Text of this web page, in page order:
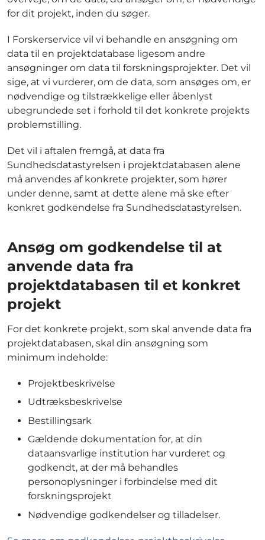
for dit projekt, inden du søger.
I Forskerservice vil vi behandle en ansøgning om
data til en projektdatabase ligesom andre
ansøgninger om data til forskningsprojekter. Det vil
sige, at vi vurderer, om de data, som ansøges om, er
nødvendige og tilstrækkelige eller åbenlyst
ubegrundede set i forhold til det konkrete projekts
problemstilling.
Det vil i aftalen fremgå, at data fra
Sundhedsdatastyrelsen i projektdatabasen alene
må anvendes af konkrete projekter, som hører
under denne, samt at dette alene må ske efter
konkret godkendelse fra Sundhedsdatastyrelsen.
Ansøg om godkendelse til at
anvende data fra
projektdatabasen til et konkret
projekt
For det konkrete projekt, som skal anvende data fra
projektdatabasen, skal din ansøgning som
minimum indeholde:
Projektbeskrivelse
Udtræksbeskrivelse
Bestillingsark
Gældende dokumentation for, at din
dataansvarlige institution har vurderet og
godkendt, at der må behandles
personoplysninger i forbindelse med dit
forskningsprojekt
Nødvendige godkendelser og tilladelser.